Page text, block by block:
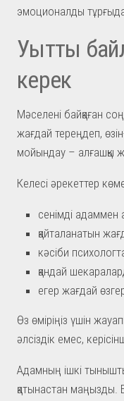
эмоционалды
Уытты
керек
Мәселені байқаған
жағдай тереңдеп,
мойындау – алғашқы
Келесі әрекеттер
сенімді адаммен
қайталанатын
кәсіби
қандай
егер жағдай
Өз өміріңіз үшін
әлсіздік емес,
Адамның ішкі
қатынастан маңызды.